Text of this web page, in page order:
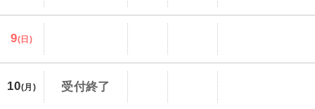
9(日)
10(月) 受付終了